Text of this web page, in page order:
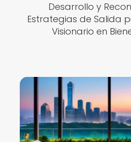
Desarrollo y
Estrategias de Salida
Visionario en